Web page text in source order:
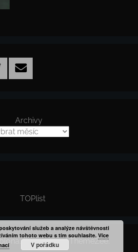
Email
Archivy
Donovan od ThemeZee.
služeb a analýze návštěvnosti
tohoto webu s tím souhlasíte.Více
V pořádku